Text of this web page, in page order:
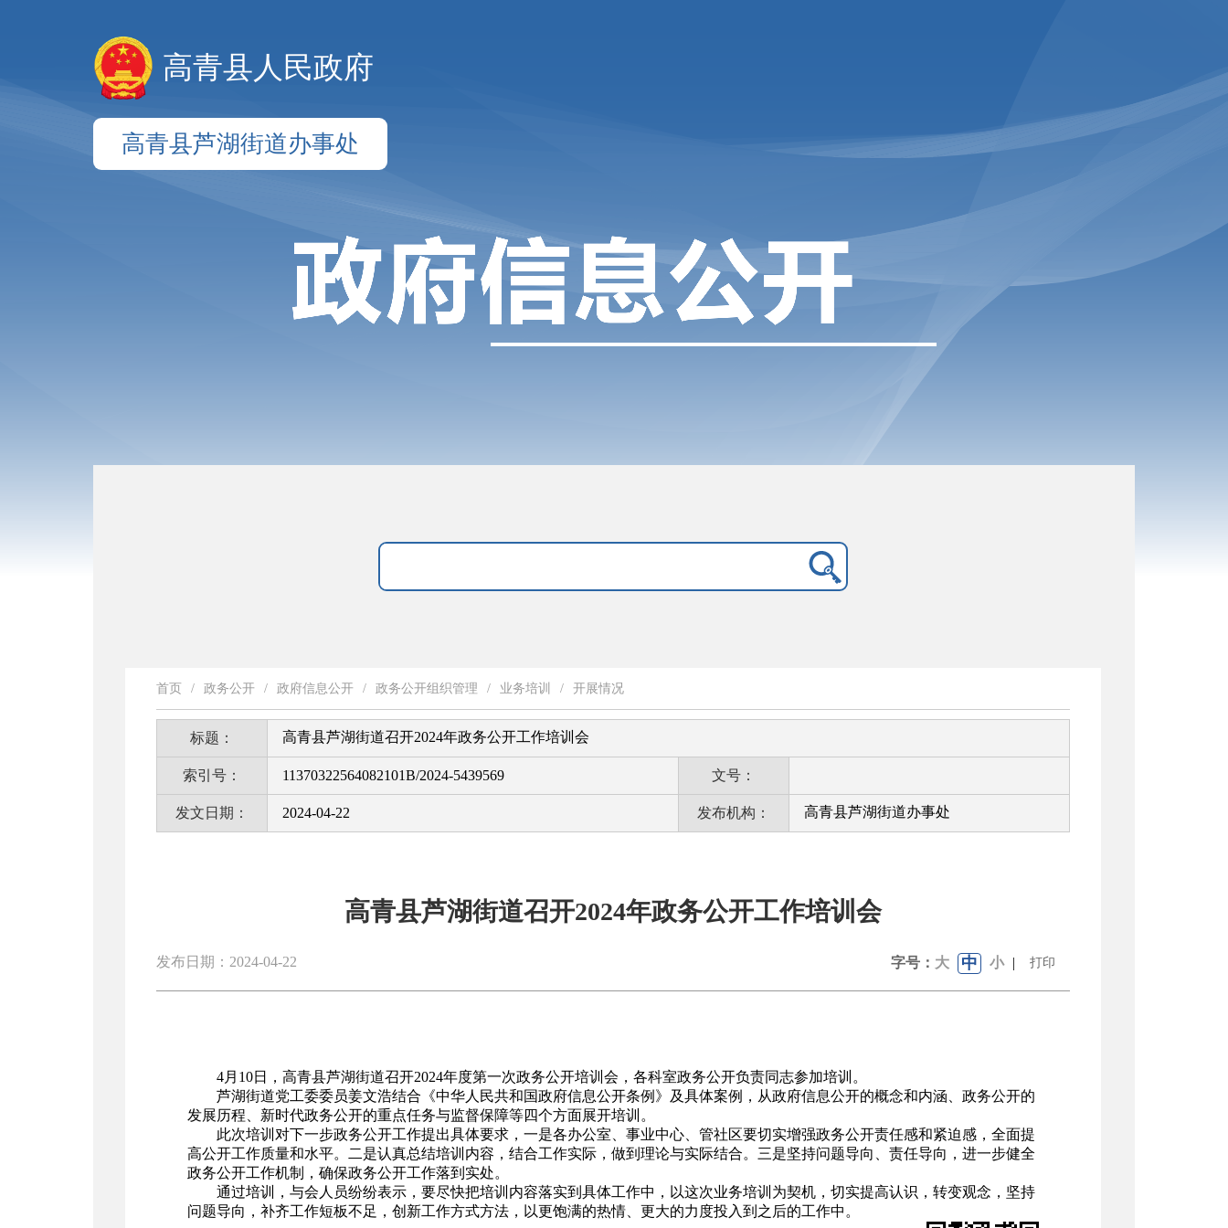
高青县人民政府
高青县芦湖街道办事处
首页 / 政务公开 / 政府信息公开 / 政务公开组织管理 / 业务培训 / 开展情况
标题： 高青县芦湖街道召开2024年政务公开工作培训会
索引号： 11370322564082101B/2024-5439569 文号：
发文日期： 2024-04-22 发布机构： 高青县芦湖街道办事处
高青县芦湖街道召开2024年政务公开工作培训会
发布日期：2024-04-22 字号： 大 中 小 | 打印
4月10日，高青县芦湖街道召开2024年度第一次政务公开培训会，各科室政务公开负责同志参加培训。
芦湖街道党工委委员姜文浩结合《中华人民共和国政府信息公开条例》及具体案例，从政府信息公开的概念和内涵、政务公开的
发展历程、新时代政务公开的重点任务与监督保障等四个方面展开培训。
此次培训对下一步政务公开工作提出具体要求，一是各办公室、事业中心、管社区要切实增强政务公开责任感和紧迫感，全面提
高公开工作质量和水平。二是认真总结培训内容，结合工作实际，做到理论与实际结合。三是坚持问题导向、责任导向，进一步健全
政务公开工作机制，确保政务公开工作落到实处。
通过培训，与会人员纷纷表示，要尽快把培训内容落实到具体工作中，以这次业务培训为契机，切实提高认识，转变观念，坚持
问题导向，补齐工作短板不足，创新工作方式方法，以更饱满的热情、更大的力度投入到之后的工作中。